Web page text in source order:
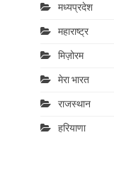
मध्यप्रदेश
महाराष्‍ट्र
मिज़ोरम
मेरा भारत
राजस्थान
हरियाणा